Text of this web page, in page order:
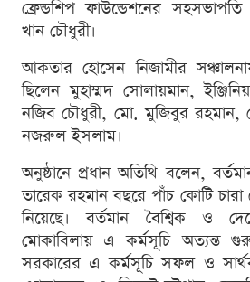
ফ্রেন্ডশিপ ফাউন্ডেশনের
খান চৌধুরী।
আকতার হোসেন নিজামীর
ছিলেন মুহাম্মদ সোলায়মান,
নজিব চৌধুরী, মো. মুজিবুর রহমান,
নজরুল ইসলাম।
অনুষ্ঠানে প্রধান অতিথি বলেন,
তারেক রহমান বছরে পাঁচ কোটি
নিয়েছে। বর্তমান বৈশ্বিক ও
মোকাবিলায় এ কর্মসূচি অত্যন্ত
সরকারের এ কর্মসূচি সফল ও সার্থক